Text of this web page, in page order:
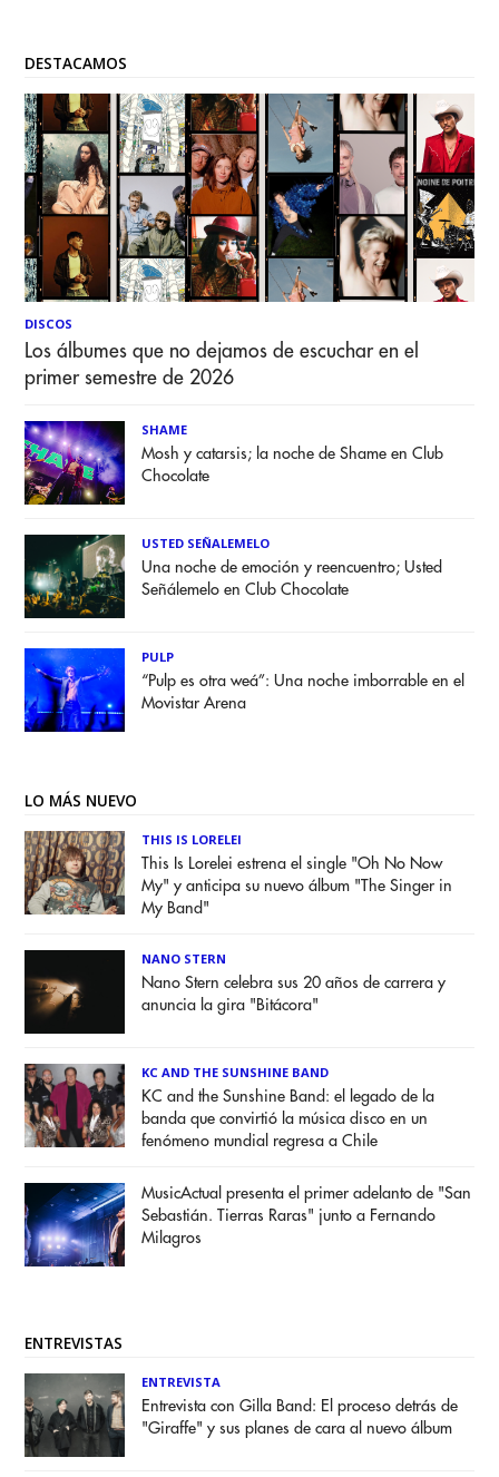
DESTACAMOS
DISCOS
Los álbumes que no dejamos de escuchar en el
primer semestre de 2026
SHAME
Mosh y catarsis; la noche de Shame en Club
Chocolate
USTED SEÑALEMELO
Una noche de emoción y reencuentro; Usted
Señálemelo en Club Chocolate
PULP
“Pulp es otra weá”: Una noche imborrable en el
Movistar Arena
LO MÁS NUEVO
THIS IS LORELEI
This Is Lorelei estrena el single "Oh No Now
My" y anticipa su nuevo álbum "The Singer in
My Band"
NANO STERN
Nano Stern celebra sus 20 años de carrera y
anuncia la gira "Bitácora"
KC AND THE SUNSHINE BAND
KC and the Sunshine Band: el legado de la
banda que convirtió la música disco en un
fenómeno mundial regresa a Chile
MusicActual presenta el primer adelanto de "San
Sebastián. Tierras Raras" junto a Fernando
Milagros
ENTREVISTAS
ENTREVISTA
Entrevista con Gilla Band: El proceso detrás de
"Giraffe" y sus planes de cara al nuevo álbum